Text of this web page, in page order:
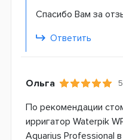
Спасибо Вам за
Ответить
Ольга 5
По рекомендации
ирригатор Waterpik
Aquarius Professional